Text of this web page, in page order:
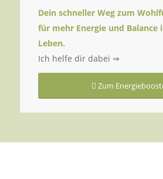
Dein schneller Weg zum
für mehr Energie und Balance
Leben.
Ich helfe dir dabei ⇒
Zum